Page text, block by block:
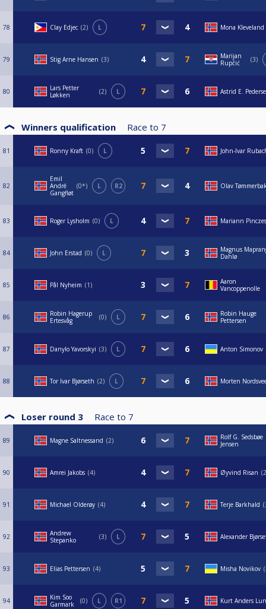
78 Clay Edjec 2 L Mona Kleveland
79 Stig Arne Hansen 3
Marijan
Rupčić
3
80
Lars Petter
Løkken
2 L Astrid E.
Winners qualification Race to 7
81 Ronny Kraft 0 L John-Ivar
82
Emil
André
Gangfløt
0* L R2 Olav
83 Roger Lysholm 0 L Mariann
84 John Erstad 0 L
Magnus
Dahlø
85 Pål Nyheim 1
Aaron
Vancoppenolle
86
Robin Hagerup
Ertesvåg
0 L
Robin Hauge
Pettersen
87 Danylo Yavorskyi 3 L Anton Simonov
88 Tor Ivar Bjørseth 2 L Morten
Loser round 3 Race to 7
89 Magne Saltnessand 2
Rolf G. Sedsbøe
Jensen
90 Amrei Jakobs 4 Øyvind Risan 2
91 Michael Olderøy 4 Terje Barkhald
92
Andrew
Stepanko
3 L Alexander
93 Elias Pettersen 4 Misha Novikov
94
Kim Soo
Garmark
0 L R1 Kurt Anders